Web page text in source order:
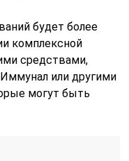
будет более
комплексной
средствами,
или другими
могут быть